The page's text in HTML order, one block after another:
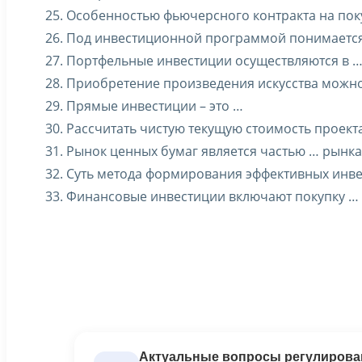
25. Особенностью фьючерсного контракта на
26. Под инвестиционной программой
27. Портфельные инвестиции осуществляются в …
28. Приобретение произведения искусства
29. Прямые инвестиции – это …
30. Рассчитать чистую текущую стоимость
31. Рынок ценных бумаг является частью … рынка
32. Суть метода формирования эффективных
33. Финансовые инвестиции включают покупку …
Актуальные вопросы